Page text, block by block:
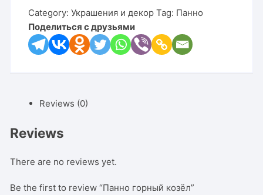
Category:Украшения и декор Tag: Панно
Поделиться с друзьями
Reviews (0)
Reviews
There are no reviews yet.
Be the first to review “Панно горный козёл”